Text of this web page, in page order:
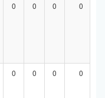
0 0 0 0
0 0 0 0